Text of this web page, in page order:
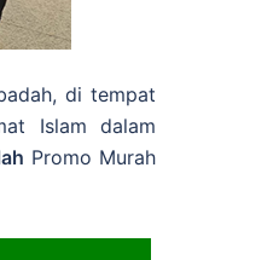
di tempat
Islam dalam
Promo Murah